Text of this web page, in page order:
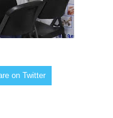
on Twitter